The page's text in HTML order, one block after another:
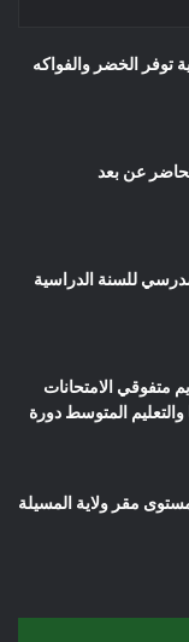
توفر الخضر والفواكه
عن بعد
للسنة الدراسية
متفوقي الامتحانات
والتعليم المتوسط دورة
مقر ولاية المسيلة